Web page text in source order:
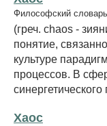
Философский словарь
(греч. chaos -
понятие,
культуре
процессов. В
синергетического
Хаос